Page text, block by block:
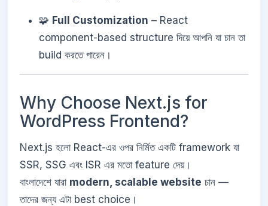
🧩 Full Customization – React
component-based structure দিয়ে আপনি যা চান তা
build করতে পারেন।
Why Choose Next.js for
WordPress Frontend?
Next.js হলো React-এর ওপর নির্মিত একটি framework যা
SSR, SSG এবং ISR এর মতো feature দেয়।
বাংলাদেশে যারা modern, scalable website চান —
তাদের জন্য এটা best choice।